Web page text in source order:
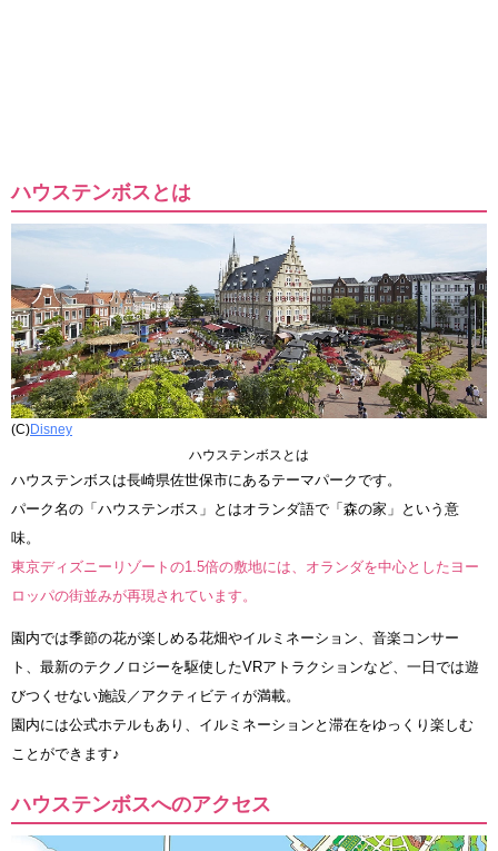
ハウステンボスとは
(C)Disney
ハウステンボスとは
ハウステンボスは長崎県佐世保市にあるテーマパークです。
パーク名の「ハウステンボス」とはオランダ語で「森の家」という意
味。
東京ディズニーリゾートの1.5倍の敷地には、オランダを中心としたヨー
ロッパの街並みが再現されています。
園内では季節の花が楽しめる花畑やイルミネーション、音楽コンサー
ト、最新のテクノロジーを駆使したVRアトラクションなど、一日では遊
びつくせない施設／アクティビティが満載。
園内には公式ホテルもあり、イルミネーションと滞在をゆっくり楽しむ
ことができます♪
ハウステンボスへのアクセス